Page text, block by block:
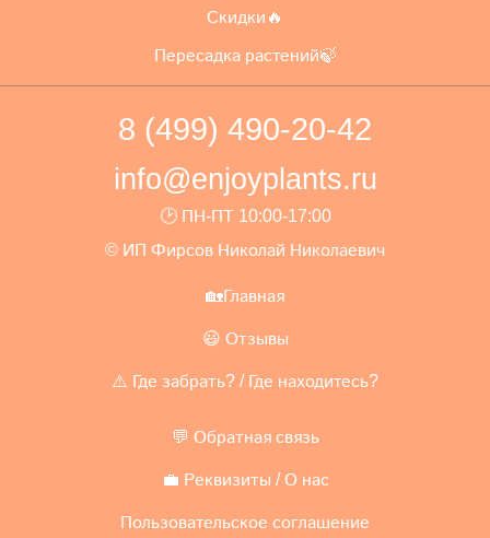
Скидки🔥
Пересадка растений🍃
8 (499) 490-20-42
info@enjoyplants.ru
🕑 ПН-ПТ 10:00-17:00
© ИП Фирсов Николай Николаевич
🏡Главная
😃 Отзывы
⚠️ Где забрать? / Где находитесь?
💬 Обратная связь
💼 Реквизиты / О нас
Пользовательское соглашение